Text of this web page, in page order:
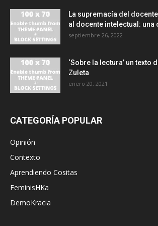
La supremacía del
al docente intelectual: una
septiembre 26, 2022
‘Sobre la lectura’ un texto
Zuleta
enero 20, 2021
CATEGORÍA POPULAR
Opinión
Contexto
Aprendiendo Cositas
FeminisHKa
DemoKracia